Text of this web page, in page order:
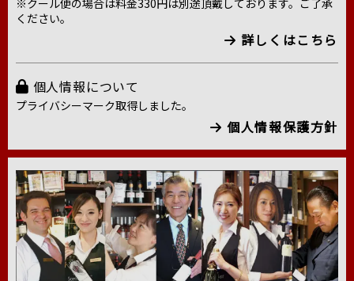
ください。
詳しくはこちら
個人情報について
プライバシーマーク取得しました。
個人情報保護方針